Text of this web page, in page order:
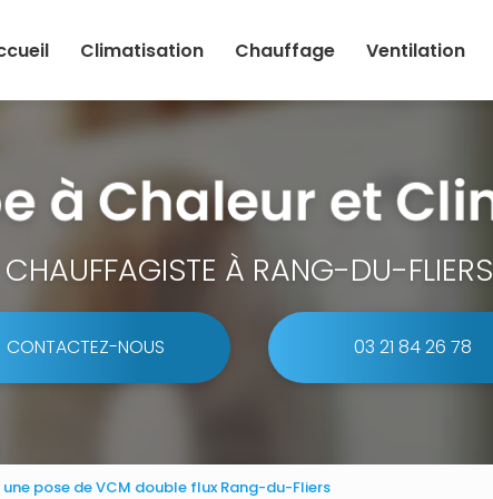
Climatisation Chauffage Ventilation
CHAUFFAGISTE À RANG-DU-FLIERS
CONTACTEZ-NOUS 03 21 84 26 78
une pose de VCM double flux Rang-du-Fliers